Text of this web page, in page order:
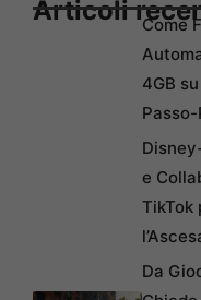
Articoli
Come
4GB
e
TikTok
Da